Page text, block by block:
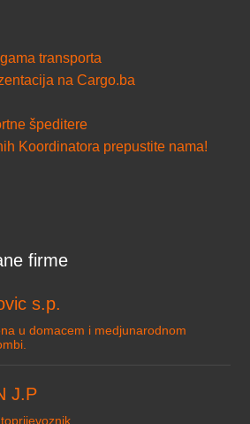
transporta
na Cargo.ba
špeditere
Koordinatora prepustite nama!
firme
s.p.
u domacem i medjunarodnom
J.P